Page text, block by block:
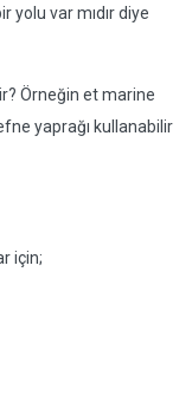
yolu var mıdır diye
Örneğin et marine
yaprağı kullanabilir
için;